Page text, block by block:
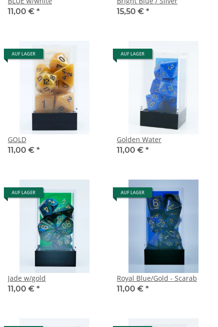
11,00 € *
15,50 € *
AUF LAGER
GOLD
11,00 € *
AUF LAGER
Golden Water
11,00 € *
AUF LAGER
Jade w/gold
11,00 € *
AUF LAGER
Royal Blue/Gold - Scarab
11,00 € *